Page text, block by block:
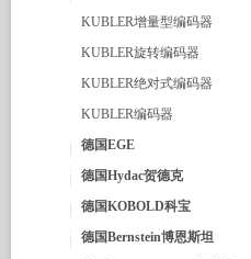
KUBLER增量型编码器
KUBLER旋转编码器
KUBLER绝对式编码器
KUBLER编码器
德国EGE
德国Hydac贺德克
德国KOBOLD科宝
德国Bernstein博恩斯坦